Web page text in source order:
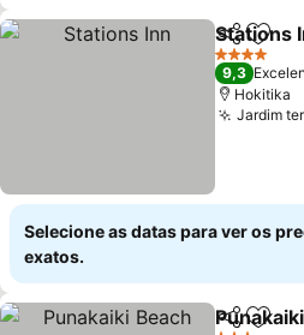
Partilhar
Stations
4 Estrelas
9,3
Hokitika
Jardim
Selecione as datas para ver os
exatos.
Partilhar